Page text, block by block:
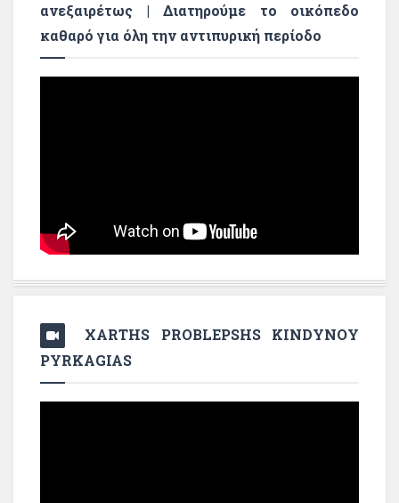
ανεξαιρέτως | Διατηρούμε το οικόπεδο
καθαρό για όλη την αντιπυρική περίοδο
XARTHS PROBLEPSHS KINDYNOY
PYRKAGIAS